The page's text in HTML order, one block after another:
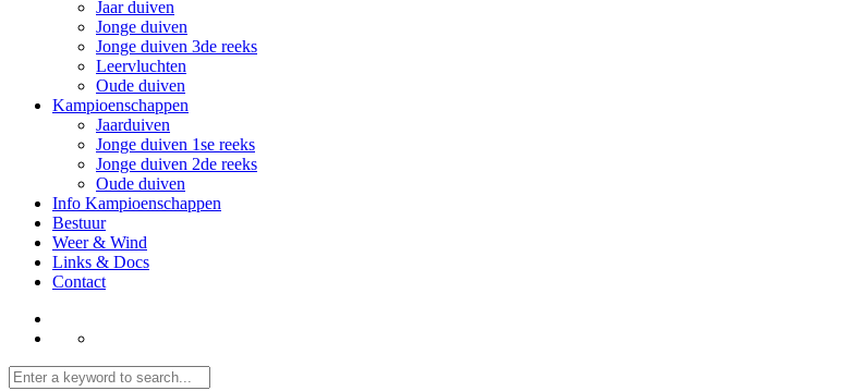
Jaar duiven
Jonge duiven
Jonge duiven 3de reeks
Leervluchten
Oude duiven
Kampioenschappen
Jaarduiven
Jonge duiven 1se reeks
Jonge duiven 2de reeks
Oude duiven
Info Kampioenschappen
Bestuur
Weer & Wind
Links & Docs
Contact